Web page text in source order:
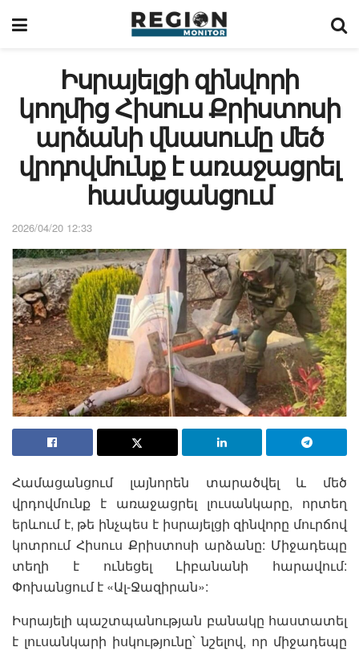
Իսրայելցի զինվորի
կողմից Հիսուս Քրիստոսի
արձանի վնասումը մեծ
վրդովմունք է առաջացրել
համացանցում
2026/04/20 12:33
Համացանցում լայնորեն տարածվել և մեծ
վրդովմունք է առաջացրել լուսանկարը, որտեղ
երևում է, թե ինչպես է իսրայելցի զինվորը մուրճով
կոտրում Հիսուս Քրիստոսի արձանը: Միջադեպը
տեղի է ունեցել Լիբանանի հարավում:
Փոխանցում է «Ալ-Ջազիրան»:
Իսրայելի պաշտպանության բանակը հաստատել
է լուսանկարի իսկությունը՝ նշելով, որ միջադեպը